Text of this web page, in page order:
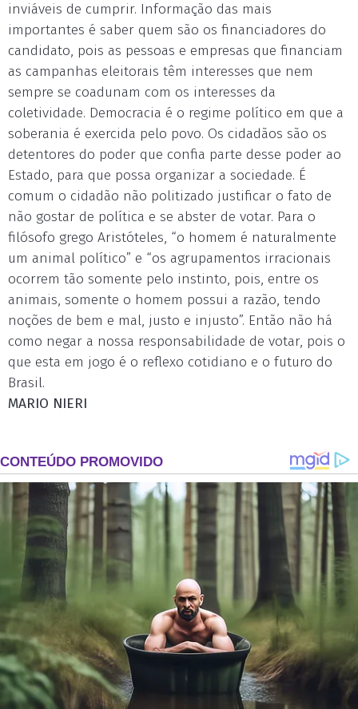
inviáveis de cumprir. Informação das mais
importantes é saber quem são os financiadores do
candidato, pois as pessoas e empresas que financiam
as campanhas eleitorais têm interesses que nem
sempre se coadunam com os interesses da
coletividade. Democracia é o regime político em que a
soberania é exercida pelo povo. Os cidadãos são os
detentores do poder que confia parte desse poder ao
Estado, para que possa organizar a sociedade. É
comum o cidadão não politizado justificar o fato de
não gostar de política e se abster de votar. Para o
filósofo grego Aristóteles, “o homem é naturalmente
um animal político” e “os agrupamentos irracionais
ocorrem tão somente pelo instinto, pois, entre os
animais, somente o homem possui a razão, tendo
noções de bem e mal, justo e injusto”. Então não há
como negar a nossa responsabilidade de votar, pois o
que esta em jogo é o reflexo cotidiano e o futuro do
Brasil.
MARIO NIERI